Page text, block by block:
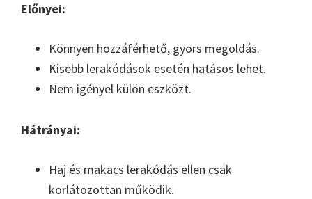
Előnyei:
Könnyen hozzáférhető, gyors megoldás.
Kisebb lerakódások esetén hatásos lehet.
Nem igényel külön eszközt.
Hátrányai:
Haj és makacs lerakódás ellen csak
korlátozottan működik.